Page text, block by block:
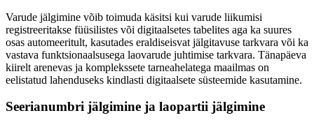
Varude jälgimine võib toimuda käsitsi kui varude liikumisi
registreeritakse füüsilistes või digitaalsetes tabelites aga ka suures
osas automeeritult, kasutades eraldiseisvat jälgitavuse tarkvara või ka
vastava funktsionaalsusega laovarude juhtimise tarkvara. Tänapäeva
kiirelt arenevas ja komplekssete tarneahelatega maailmas on
eelistatud lahenduseks kindlasti digitaalsete süsteemide kasutamine.
Seerianumbri jälgimine ja laopartii jälgimine